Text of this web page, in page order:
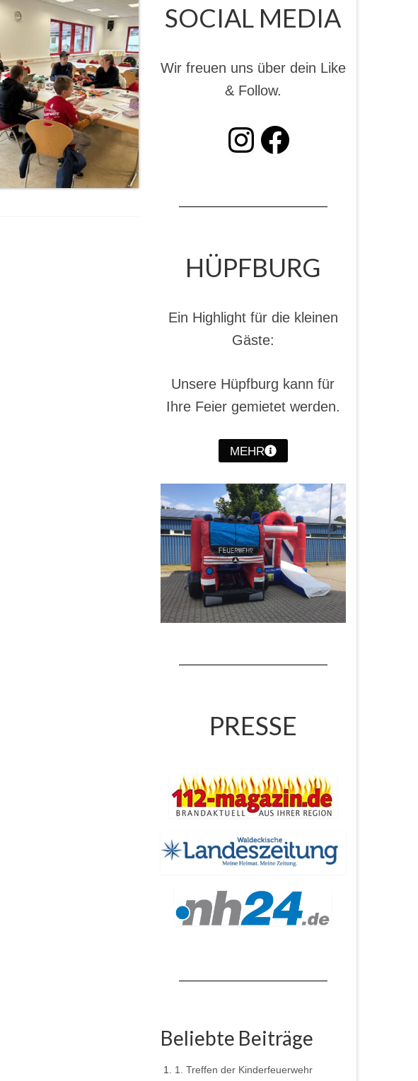
SOCIAL MEDIA
Wir freuen uns über dein Like
& Follow.
INSTAGRAM Facebook
HÜPFBURG
Ein Highlight für die kleinen
Gäste:
Unsere Hüpfburg kann für
Ihre Feier gemietet werden.
MEHR
PRESSE
Beliebte Beiträge
1. Treffen der Kinderfeuerwehr